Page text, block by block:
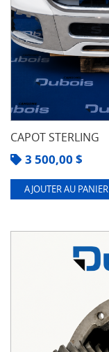
CAPOT STERLING
3 500,00 $
AJOUTER AU PANIER